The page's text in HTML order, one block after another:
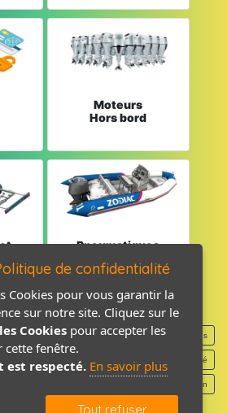
Moteurs
Hors bord
Pneumatiques
Mentions légales
Politique de confidentialité
Contact / Plan
de confidentialité
Cookies pour vous garantir la
sur notre site. Cliquez sur le
Cookies pour accepter les
cette fenêtre.
est respecté. En savoir plus
Tout refuser